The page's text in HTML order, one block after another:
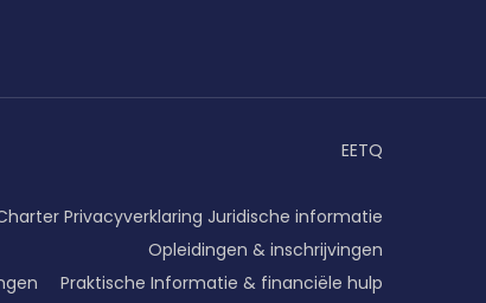
EETQ
Privacyverklaring Juridische informatie
Opleidingen & inschrijvingen
Praktische Informatie & financiële hulp